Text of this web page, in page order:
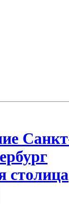
столица